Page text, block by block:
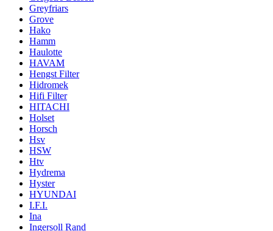
Greyfriars
Grove
Hako
Hamm
Haulotte
HAVAM
Hengst Filter
Hidromek
Hifi Filter
HITACHI
Holset
Horsch
Hsv
HSW
Htv
Hydrema
Hyster
HYUNDAI
I.F.I.
Ina
Ingersoll Rand